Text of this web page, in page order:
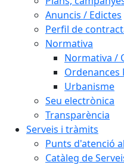
Anuncis / Edictes
Perfil de
Normativa
Normativa /
Ordenances
Urbanisme
Seu electrònica
Transparència
Serveis i tràmits
Punts d'atenció
Catàleg de